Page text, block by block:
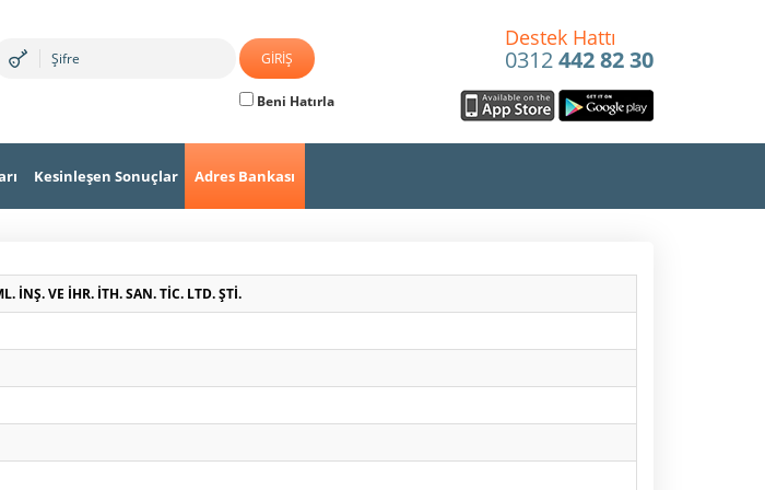
Beni Hatırla
Destek Hattı
0312442 82 30
Kesinleşen Sonuçlar Adres Bankası
İNŞ. VE İHR. İTH. SAN. TİC. LTD. ŞTİ.